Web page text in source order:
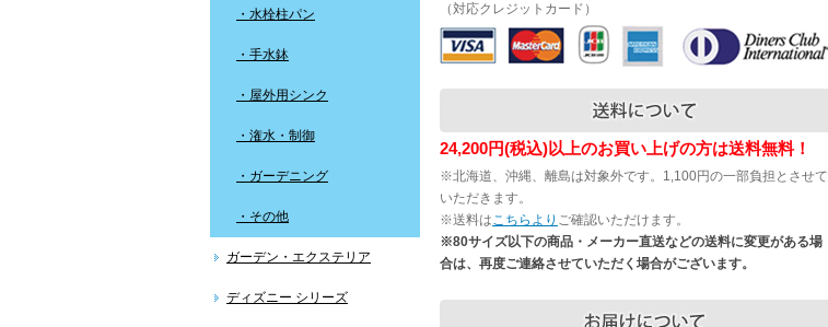
・水栓柱パン
・手水鉢
・屋外用シンク
・潅水・制御
・ガーデニング
・その他
ガーデン・エクステリア
ディズニー シリーズ
（対応クレジットカード）
24,200円(税込)以上のお買い上げの方は送料無料！
※北海道、沖縄、離島は対象外です。1,100円の一部負担とさせて
いただきます。
※送料はこちらより ご確認いただけます。
※80サイズ以下の商品・メーカー直送などの送料に変更がある場
合は、再度ご連絡させていただく場合がございます。